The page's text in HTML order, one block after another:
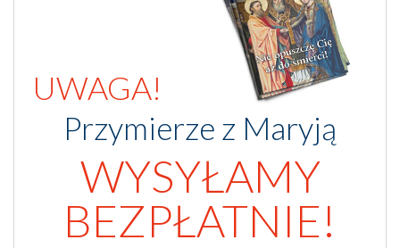
UWAGA!
Przymierze z Maryją
WYSYŁAMY
BEZPŁATNIE!